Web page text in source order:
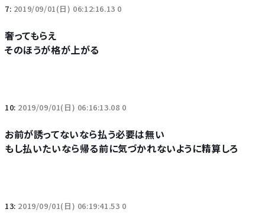
7: 2019/09/01(日) 06:12:16.13 0
奢ってもらえ
そのほうが格が上がる
10: 2019/09/01(日) 06:16:13.08 0
お前が誘ってないなら払う必要は無い
もし払いたいなら帰る前に気づかれないように精算しろ
13: 2019/09/01(日) 06:19:41.53 0